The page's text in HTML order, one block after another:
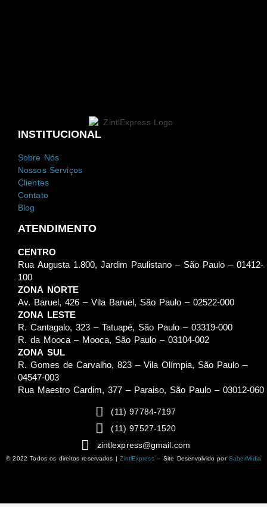
INSTITUCIONAL
Sobre Nós
Nossos Serviços
Clientes
Contato
Blog
ATENDIMENTO
CENTRO
Rua Augusta 1.800, Jardim Paulistano – São Paulo – 01412-
100
ZONA NORTE
Av. Baruel, 426 – Vila Baruel, São Paulo – 02522-000
ZONA LESTE
R. Cantagalo, 323 – Tatuapé, São Paulo – 03319-000
R. da Mooca – Mooca, São Paulo – 03104-002
ZONA SUL
R. Gomes de Carvalho, 823 – Vila Olímpia, São Paulo –
04547-003
Rua Maestro Cardim, 377 – Paraiso, São Paulo – 03012-060
(11) 97784-7197
(11) 97527-1520
zintlexpress@gmail.com
© 2022 Todos os direitos reservados |ZintlExpress– Site Desenvolvido porSaberMídia